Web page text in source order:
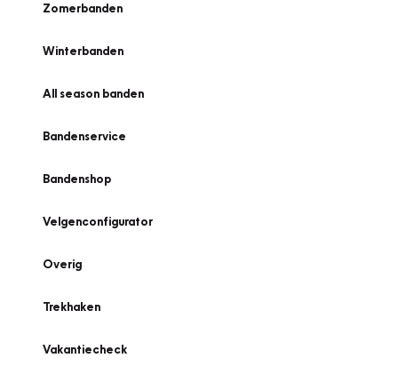
Zomerbanden
Winterbanden
All season banden
Bandenservice
Bandenshop
Velgenconfigurator
Overig
Trekhaken
Vakantiecheck